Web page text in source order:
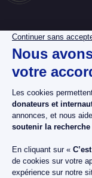
La Fondation pour la
Recherche Médicale
Nos dossiers maladies
Nos projets
Nos actualités
Nos publications